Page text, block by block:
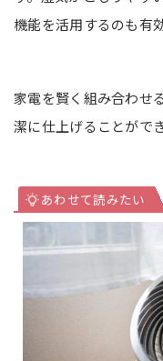
機能を活用するのも有
家電を賢く組み合わせ
潔に仕上げることがで